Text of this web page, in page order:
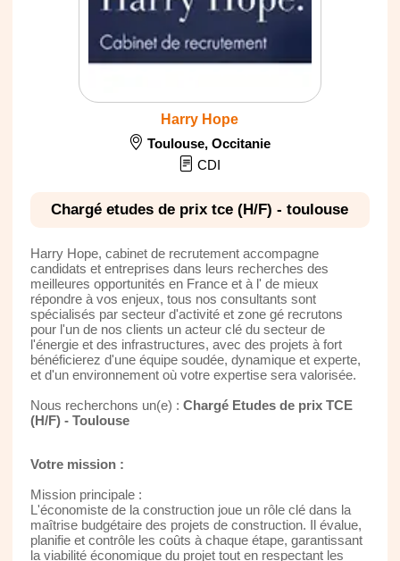
Harry Hope
Toulouse,Occitanie
CDI
Chargé etudes de prix tce (H/F) - toulouse
Harry Hope, cabinet de recrutement accompagne
candidats et entreprises dans leurs recherches des
meilleures opportunités en France et à l' de mieux
répondre à vos enjeux, tous nos consultants sont
spécialisés par secteur d'activité et zone gé recrutons
pour l'un de nos clients un acteur clé du secteur de
l'énergie et des infrastructures, avec des projets à fort
bénéficierez d'une équipe soudée, dynamique et experte,
et d'un environnement où votre expertise sera valorisée.
Nous recherchons un(e) : Chargé Etudes de prix TCE
(H/F) - Toulouse
Votre mission :
Mission principale :
L'économiste de la construction joue un rôle clé dans la
maîtrise budgétaire des projets de construction. Il évalue,
planifie et contrôle les coûts à chaque étape, garantissant
la viabilité économique du projet tout en respectant les